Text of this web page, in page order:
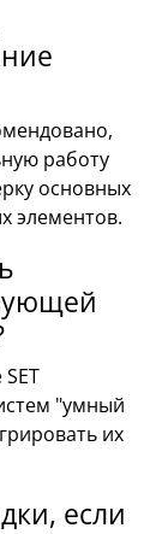
работу
основных
элементов.
"умный
их
если